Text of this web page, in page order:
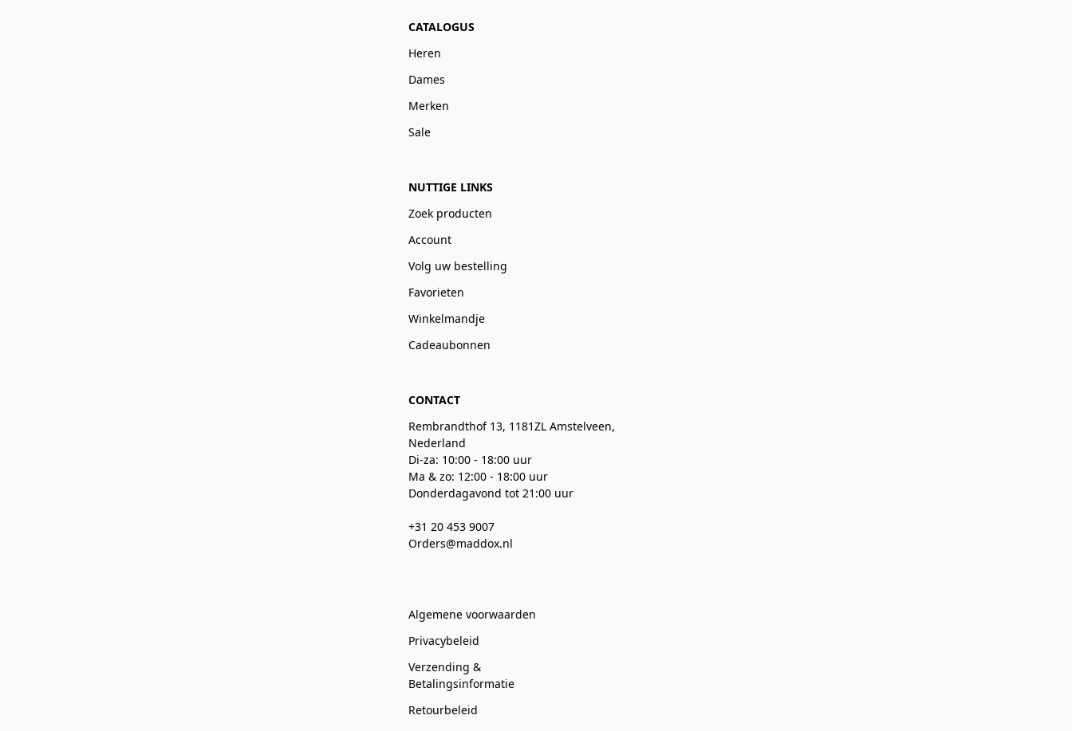
CATALOGUS
Heren
Dames
Merken
Sale
NUTTIGE LINKS
Zoek producten
Account
Volg uw bestelling
Favorieten
Winkelmandje
Cadeaubonnen
CONTACT
Rembrandthof 13, 1181ZL Amstelveen,
Nederland
Di-za: 10:00 - 18:00 uur
Ma & zo: 12:00 - 18:00 uur
Donderdagavond tot 21:00 uur
+31 20 453 9007
Orders@maddox.nl
Algemene voorwaarden
Privacybeleid
Verzending &
Betalingsinformatie
Retourbeleid